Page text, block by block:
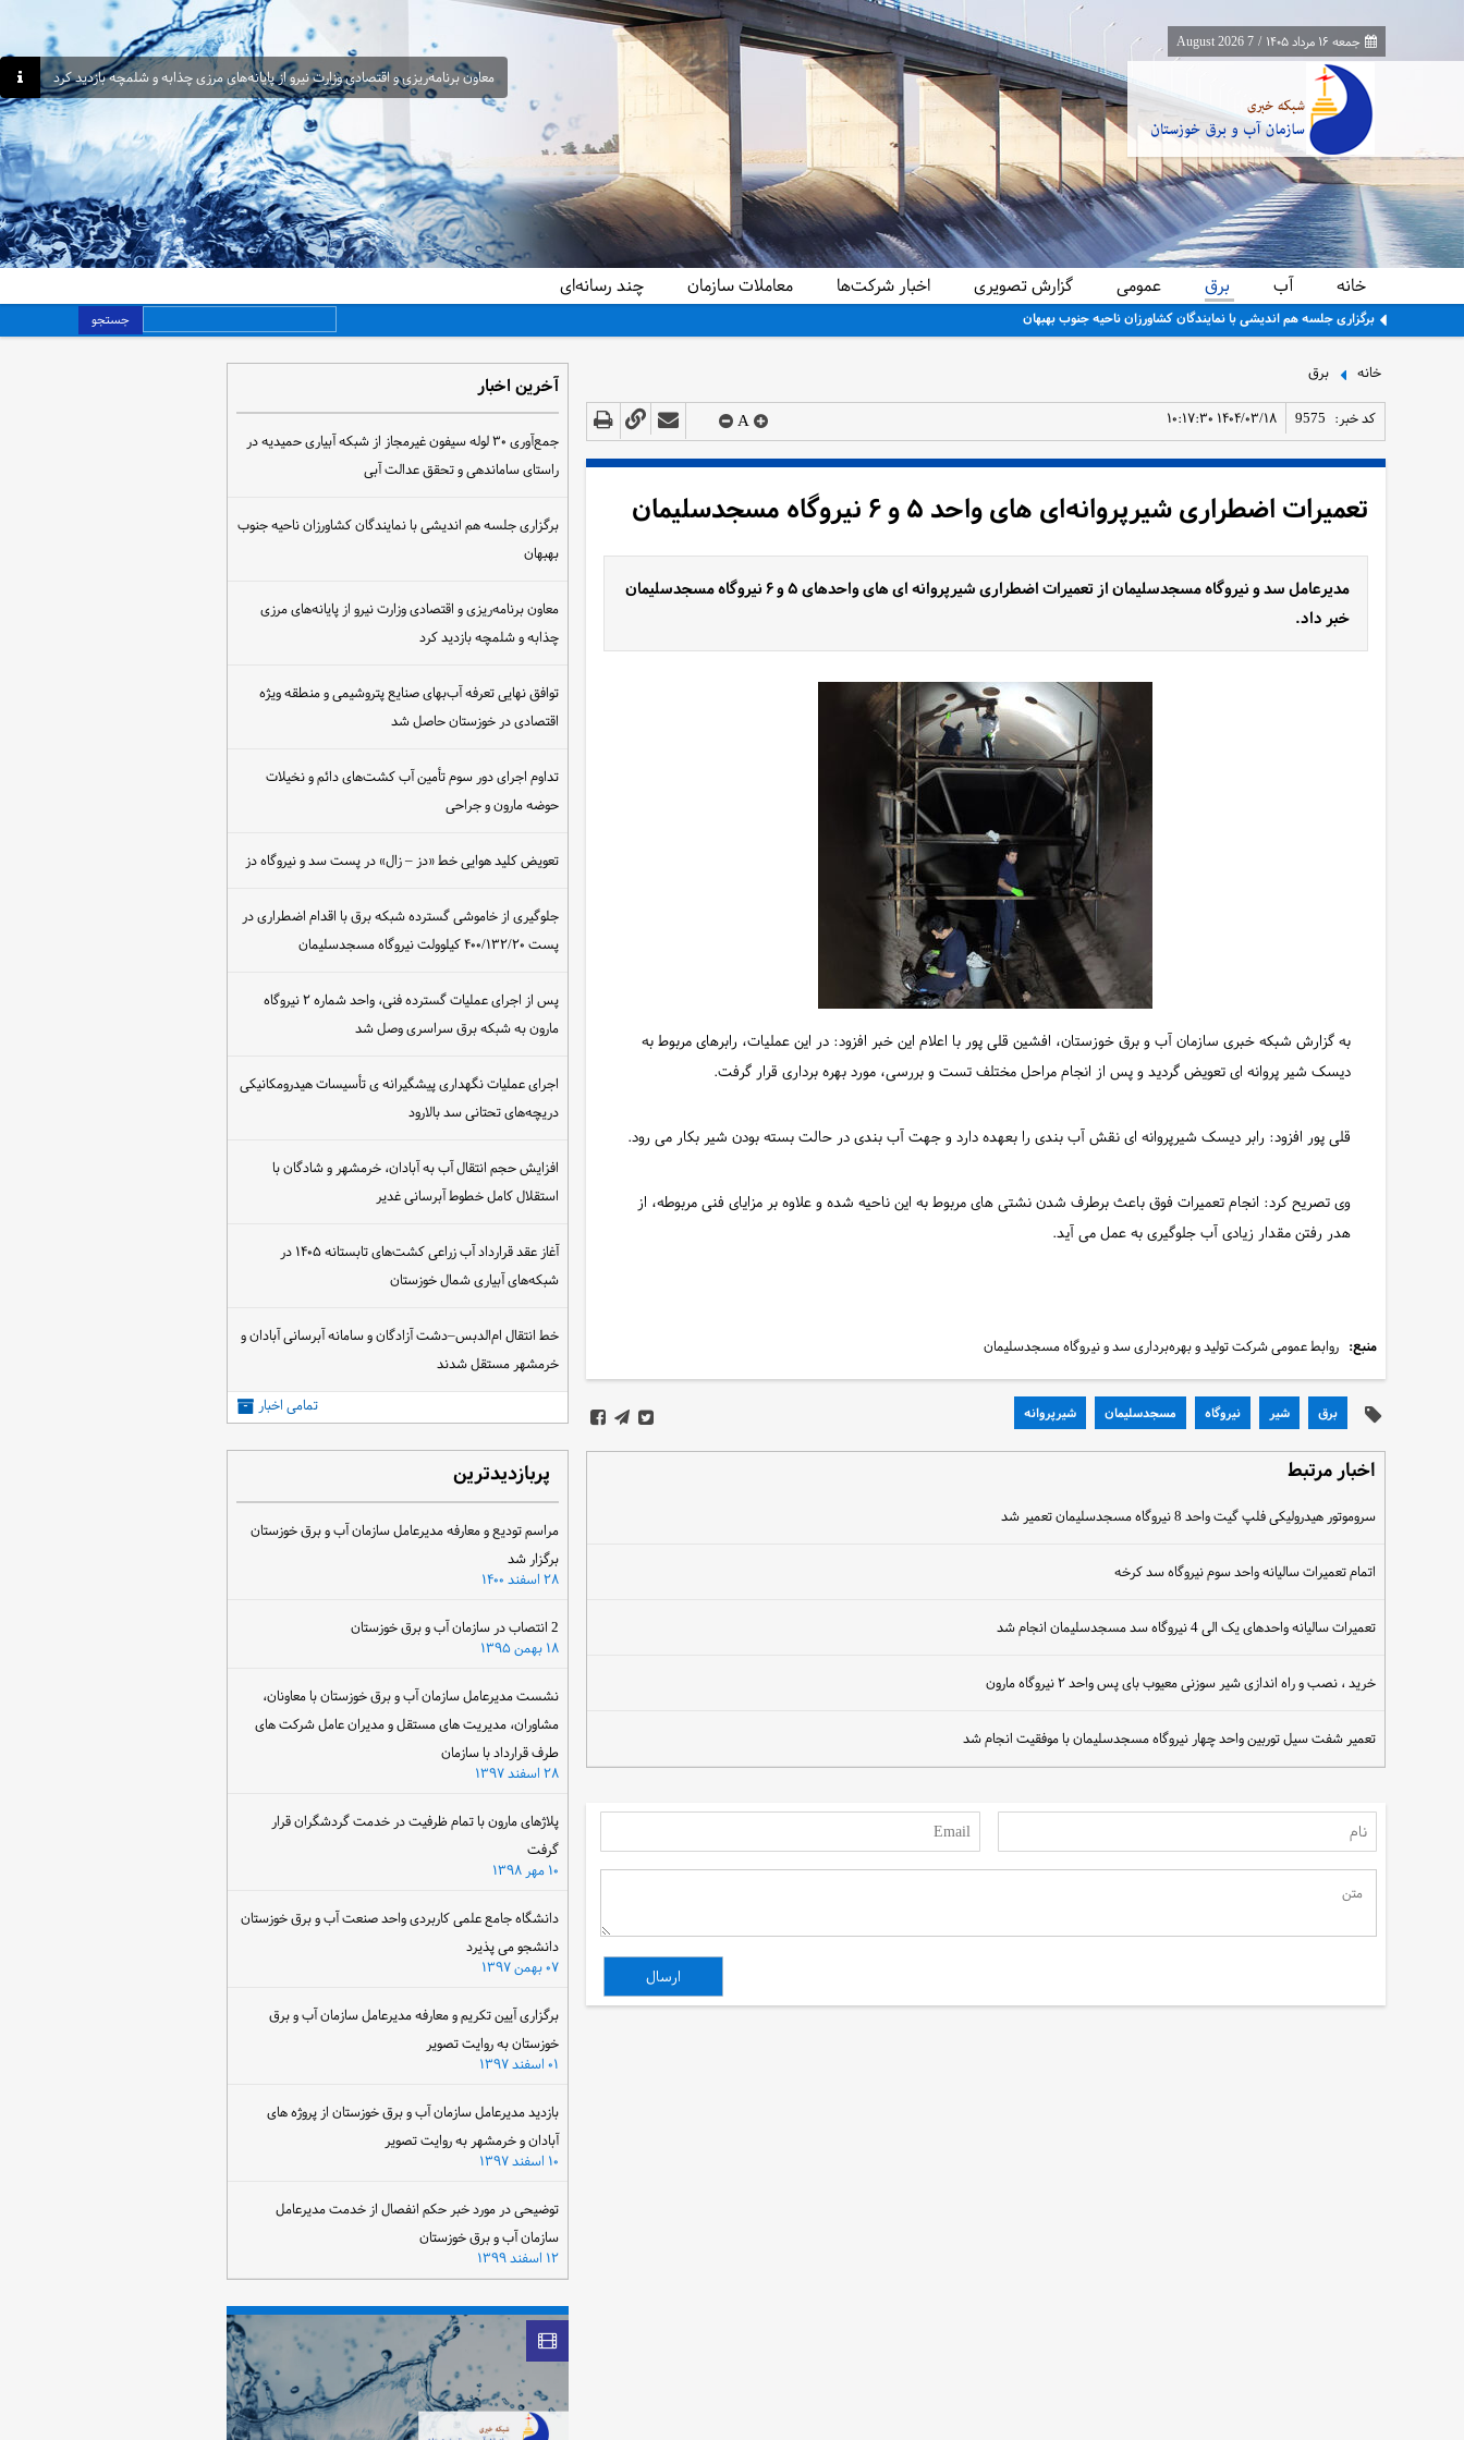
جمعه ۱۶ مرداد ۱۴۰۵ /
7 August 2026
معاون برنامه‌ریزی و اقتصادی وزارت نیرو از پایانه‌های مرزی چذابه و شلمچه بازدید کرد
خانه آب برق عمومی گزارش تصویری اخبار شرکت‌ها معاملات سازمان چند رسانه‌ای
برگزاری جلسه هم اندیشی با نمایندگان کشاورزان ناحیه جنوب بهبهان جستجو
خانه برق
کد خبر: 9575 ۱۴۰۴/۰۳/۱۸ ۱۰:۱۷:۳۰ A
تعمیرات اضطراری شیرپروانه‌ای های واحد ۵ و ۶ نیروگاه مسجدسلیمان
مدیرعامل سد و نیروگاه مسجدسلیمان از تعمیرات اضطراری شیرپروانه ای های واحدهای ۵ و ۶ نیروگاه مسجدسلیمان
خبر داد.
به گزارش شبکه خبری سازمان آب و برق خوزستان، افشین قلی پور با اعلام این خبر افزود: در این عملیات، رابرهای مربوط به
دیسک شیر پروانه ای تعویض گردید و پس از انجام مراحل مختلف تست و بررسی، مورد بهره برداری قرار گرفت.
قلی پور افزود: رابر دیسک شیرپروانه ای نقش آب بندی را بعهده دارد و جهت آب بندی در حالت بسته بودن شیر بکار می رود.
وی تصریح کرد:‌ انجام تعمیرات فوق باعث برطرف شدن نشتی های مربوط به این ناحیه شده و علاوه بر مزایای فنی مربوطه، از
هدر رفتن مقدار زیادی آب جلوگیری به عمل می آید.
منبع: روابط عمومی شرکت تولید و بهره‌برداری سد و نیروگاه مسجدسلیمان
برق شیر نیروگاه مسجدسلیمان شیرپروانه
اخبار مرتبط
سروموتور هیدرولیکی فلپ گیت واحد 8 نیروگاه مسجدسلیمان تعمیر شد
اتمام تعمیرات سالیانه واحد سوم نیروگاه سد کرخه
تعمیرات سالیانه واحدهای یک الی 4 نیروگاه سد مسجدسلیمان انجام شد
خرید ، نصب و راه اندازی شیر سوزنی معیوب بای پس واحد ۲ نیروگاه مارون
تعمیر شفت سیل توربین واحد چهار نیروگاه مسجدسلیمان با موفقیت انجام شد
آخرین اخبار
جمع‌آوری ۳۰ لوله سیفون غیرمجاز از شبکه آبیاری حمیدیه در
راستای ساماندهی و تحقق عدالت آبی
برگزاری جلسه هم اندیشی با نمایندگان کشاورزان ناحیه جنوب
بهبهان
معاون برنامه‌ریزی و اقتصادی وزارت نیرو از پایانه‌های مرزی
چذابه و شلمچه بازدید کرد
توافق نهایی تعرفه آب‌بهای صنایع پتروشیمی و منطقه ویژه
اقتصادی در خوزستان حاصل شد
تداوم اجرای دور سوم تأمین آب کشت‌های دائم و نخیلات
حوضه مارون و جراحی
تعویض کلید هوایی خط «دز – زال» در پست سد و نیروگاه دز
جلوگیری از خاموشی گسترده شبکه برق با اقدام اضطراری در
پست ۴۰۰/۱۳۲/۲۰ کیلوولت نیروگاه مسجدسلیمان
پس از اجرای عملیات گسترده فنی، واحد شماره ۲ نیروگاه
مارون به شبکه برق سراسری وصل شد
اجرای عملیات نگهداری پیشگیرانه ی تأسیسات هیدرومکانیکی
دریچه‌های تحتانی سد بالارود
افزایش حجم انتقال آب به آبادان، خرمشهر و شادگان با
استقلال کامل خطوط آبرسانی غدیر
آغاز عقد قرارداد آب زراعی کشت‌های تابستانه ۱۴۰۵ در
شبکه‌های آبیاری شمال خوزستان
خط انتقال ام‌الدبس–دشت آزادگان و سامانه آبرسانی آبادان و
خرمشهر مستقل شدند
تمامی اخبار
پربازدیدترین
مراسم تودیع و معارفه مدیرعامل سازمان آب و برق خوزستان
برگزار شد
۲۸ اسفند ۱۴۰۰
2 انتصاب در سازمان آب و برق خوزستان
۱۸ بهمن ۱۳۹۵
نشست مدیرعامل سازمان آب و برق خوزستان با معاونان،
مشاوران، مدیریت های مستقل و مدیران عامل شرکت های
طرف قرارداد با سازمان
۲۸ اسفند ۱۳۹۷
پلاژهای مارون با تمام ظرفیت در خدمت گردشگران قرار
گرفت
۱۰ مهر ۱۳۹۸
دانشگاه جامع علمی کاربردی واحد صنعت آب و برق خوزستان
دانشجو می پذیرد
۰۷ بهمن ۱۳۹۷
برگزاری آیین تکریم و معارفه مدیرعامل سازمان آب و برق
خوزستان به روایت تصویر
۰۱ اسفند ۱۳۹۷
بازدید مدیرعامل سازمان آب و برق خوزستان از پروژه های
آبادان و خرمشهر به روایت تصویر
۱۰ اسفند ۱۳۹۷
توضیحی در مورد خبر حکم انفصال از خدمت مدیرعامل
سازمان آب و برق خوزستان
۱۲ اسفند ۱۳۹۹